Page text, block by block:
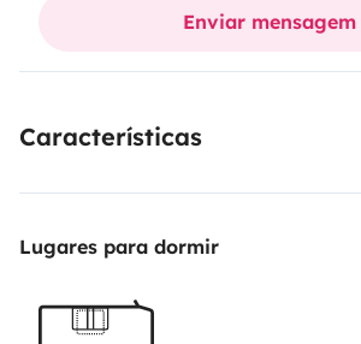
Enviar mensagem
Características
Lugares para dormir